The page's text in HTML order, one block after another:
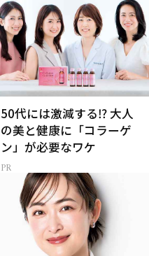
50代には激減する⁉ 大人
の美と健康に「コラーゲ
ン」が必要なワケ